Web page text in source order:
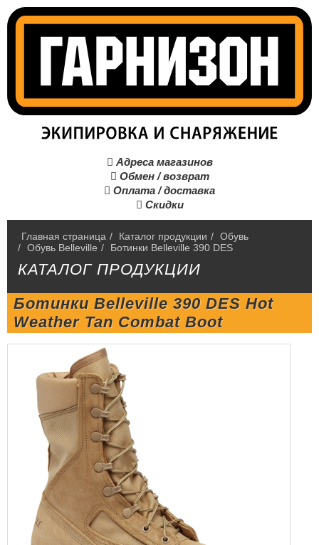
 Адреса магазинов
 Обмен / возврат
 Оплата / доставка
 Скидки
Главная страница / Каталог продукции / Обувь
/ Обувь Belleville / Ботинки Belleville 390 DES
КАТАЛОГ ПРОДУКЦИИ
Ботинки Belleville 390 DES Hot
Weather Tan Combat Boot